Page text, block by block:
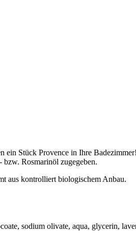
Stück Provence in Ihre
Rosmarinöl zugegeben.
aus kontrolliert biologischem Anbau.
sodium olivate, aqua, glycerin,